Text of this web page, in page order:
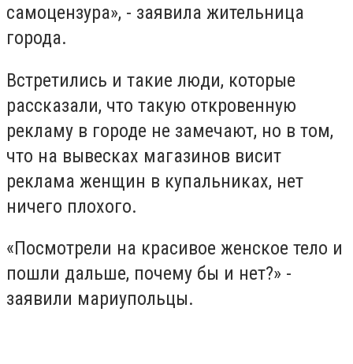
самоцензура», - заявила жительница
города.
Встретились и такие люди, которые
рассказали, что такую откровенную
рекламу в городе не замечают, но в том,
что на вывесках магазинов висит
реклама женщин в купальниках, нет
ничего плохого.
«Посмотрели на красивое женское тело и
пошли дальше, почему бы и нет?» -
заявили мариупольцы.